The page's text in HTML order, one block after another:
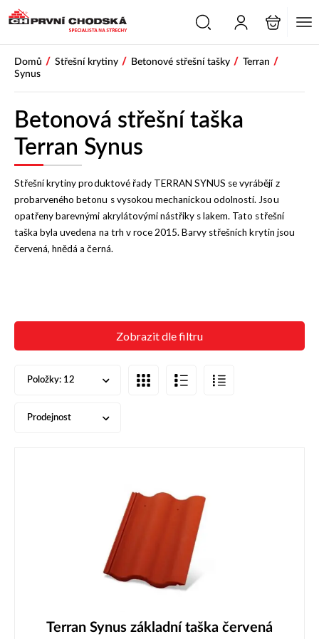
Domů / Střešní krytiny / Betonové střešní tašky / Terran /
Synus
Betonová střešní taška
Terran Synus
Střešní krytiny produktové řady TERRAN SYNUS se vyrábějí z
probarveného betonu s vysokou mechanickou odolností. Jsou
opatřeny barevnými akrylátovými nástřiky s lakem. Tato střešní
taška byla uvedena na trh v roce 2015. Barvy střešních krytin jsou
červená, hnědá a černá.
Zobrazit dle filtru
Položky: 12
Prodejnost
Terran Synus základní taška červená